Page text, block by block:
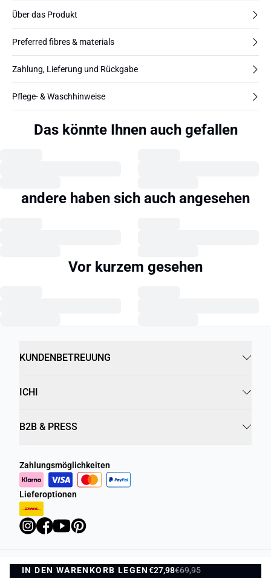
IN DEN WARENKORB LEGEN€27,98€69,95
Über das Produkt
Preferred fibres & materials
Zahlung, Lieferung und Rückgabe
Pflege- & Waschhinweise
Das könnte Ihnen auch gefallen
andere haben sich auch angesehen
Vor kurzem gesehen
KUNDENBETREUUNG
ICHI
B2B & PRESS
Zahlungsmöglichkeiten
Lieferoptionen
Datenschutzrichtlinie Geschäftsbedingungen